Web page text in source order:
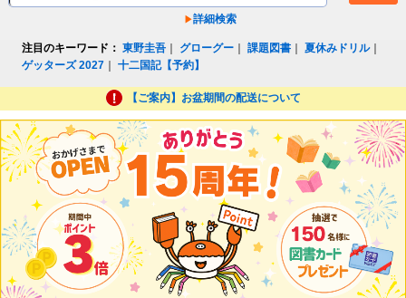
詳細検索
注目のキーワード： 東野圭吾 グローグー ｜課題図書 ｜夏休みドリル｜
ゲッターズ 2027 ｜十二国記【予約】
【ご案内】お盆期間の配送について